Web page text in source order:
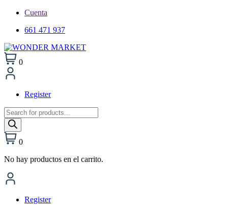
Cuenta
661 471 937
0
Register
Búsqueda
de
productos
0
No hay productos en el carrito.
Register